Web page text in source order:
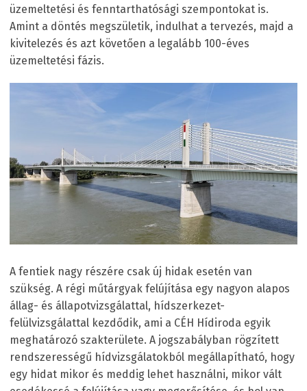
üzemeltetési és fenntarthatósági szempontokat is.
Amint a döntés megszületik, indulhat a tervezés, majd a
kivitelezés és azt követően a legalább 100-éves
üzemeltetési fázis.
A fentiek nagy részére csak új hidak esetén van
szükség. A régi műtárgyak felújítása egy nagyon alapos
állag- és állapotvizsgálattal, hídszerkezet-
felülvizsgálattal kezdődik, ami a CÉH Hídiroda egyik
meghatározó szakterülete. A jogszabályban rögzített
rendszerességű hídvizsgálatokból megállapítható, hogy
egy hidat mikor és meddig lehet használni, mikor vált